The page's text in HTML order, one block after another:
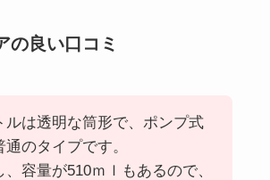
の良い口コミ
ルは透明な筒形で、ポンプ式
通のタイプです。
、容量が510ｍｌもあるので、